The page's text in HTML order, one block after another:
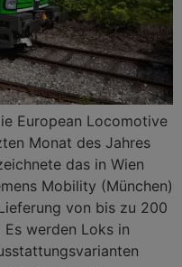
European Locomotive
Monat des Jahres
das in Wien
Mobility (München)
von bis zu 200
werden Loks in